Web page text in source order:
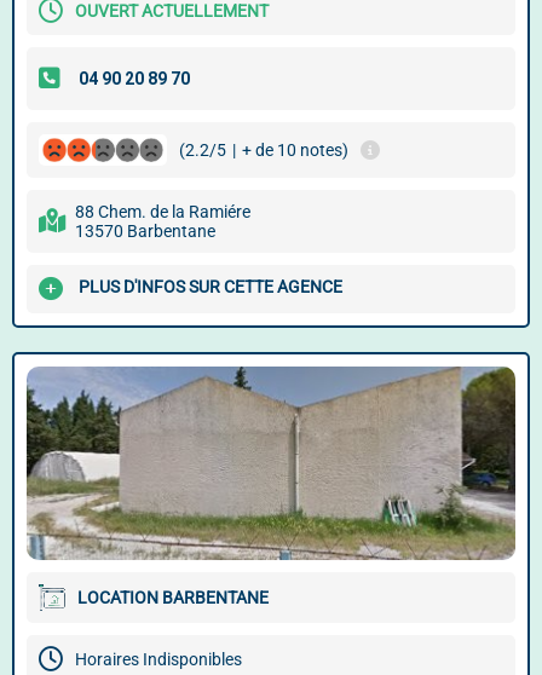
OUVERT ACTUELLEMENT
(2.2/5 | + de 10 notes)
88 Chem. de la Ramiére
13570 Barbentane
PLUS D'INFOS SUR CETTE AGENCE
LOCATION BARBENTANE
Horaires Indisponibles